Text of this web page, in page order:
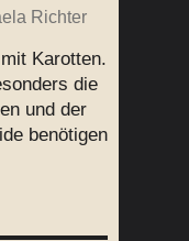
Richter
Karotten.
die
und der
benötigen